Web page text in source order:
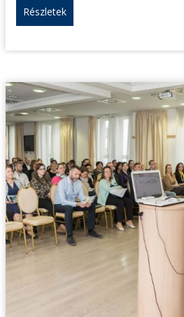
Részletek